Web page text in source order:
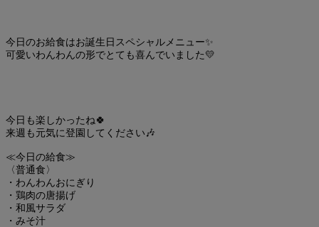
今日のお給食はお誕生日スペシャルメニュー✨
可愛いわんわんの形でとても喜んでいました💛
今日も楽しかったね🍀
来週も元気に登園してください🎶
≪今日の給食≫
〈普通食〉
・わんわんおにぎり
・鶏肉の唐揚げ
・和風サラダ
・みそ汁